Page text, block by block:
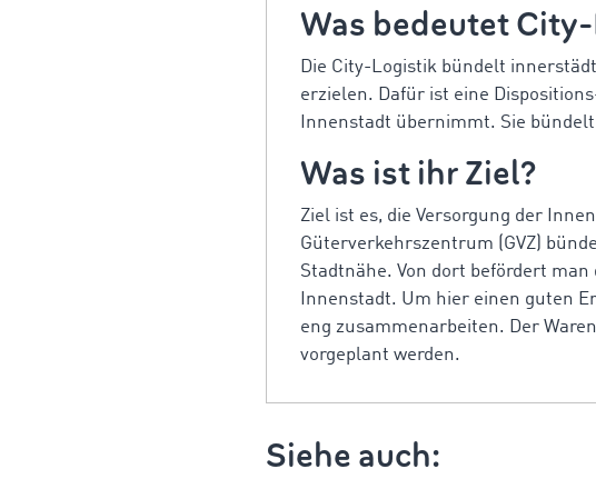
Was bedeutet
Die City-Logistik bündelt
erzielen. Dafür ist eine
Innenstadt übernimmt. Sie
Was ist ihr Ziel?
Ziel ist es, die Versorgung der
Güterverkehrszentrum (GVZ)
Stadtnähe. Von dort befördert
Innenstadt. Um hier einen guten
eng zusammenarbeiten. Der
vorgeplant werden.
Siehe auch: